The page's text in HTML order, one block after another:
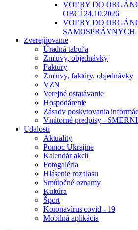
VOĽBY DO
OBCÍ 24.10.2026
VOĽBY DO
SAMOSPRÁVNYCH
Zverejňovanie
Úradná tabuľa
Zmluvy, objednávky
Faktúry
Zmluvy, faktúry, objednávky
VZN
Verejné ostarávanie
Hospodárenie
Zásady poskytovania
Vnútorné predpisy -
Udalosti
Aktuality
Pomoc Ukrajine
Kalendár akcií
Fotogaléria
Hlásenie rozhlasu
Smútočné oznamy
Kultúra
Šport
Koronavírus covid - 19
Mobilná aplikácia